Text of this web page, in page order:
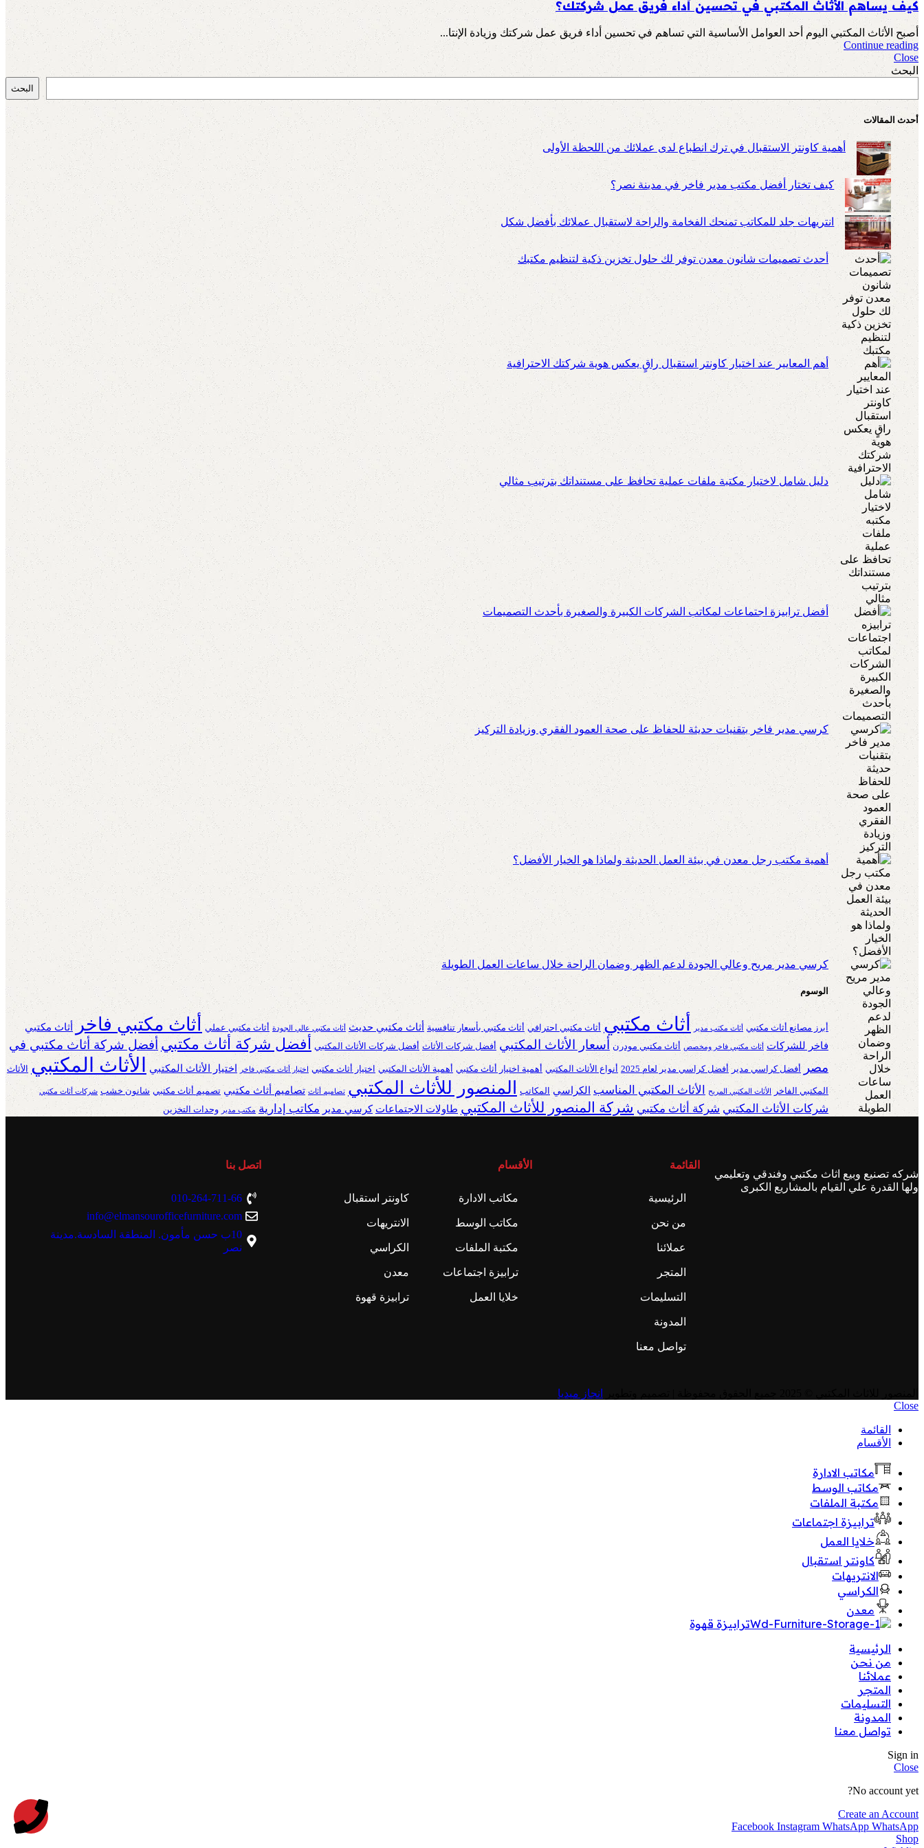
كيف يساهم الأثاث المكتبي في تحسين أداء فريق عمل شركتك؟
أصبح الأثاث المكتبي اليوم أحد العوامل الأساسية التي تساهم في تحسين أداء فريق عمل شركتك وزيادة الإنتا...
Continue reading
Close
البحث
البحث
أحدث المقالات
أهمية كاونتر الاستقبال في ترك انطباع لدى عملائك من اللحظة الأولى
كيف تختار أفضل مكتب مدير فاخر في مدينة نصر؟
انتريهات جلد للمكاتب تمنحك الفخامة والراحة لاستقبال عملائك بأفضل شكل
أحدث تصميمات شانون معدن توفر لك حلول تخزين ذكية لتنظيم مكتبك
أهم المعايير عند اختيار كاونتر استقبال راقٍ يعكس هوية شركتك الاحترافية
دليل شامل لاختيار مكتبة ملفات عملية تحافظ على مستنداتك بترتيب مثالي
أفضل ترابيزة اجتماعات لمكاتب الشركات الكبيرة والصغيرة بأحدث التصميمات
كرسي مدير فاخر بتقنيات حديثة للحفاظ على صحة العمود الفقري وزيادة التركيز
أهمية مكتب رجل معدن في بيئة العمل الحديثة ولماذا هو الخيار الأفضل؟
كرسي مدير مريح وعالي الجودة لدعم الظهر وضمان الراحة خلال ساعات العمل الطويلة
الوسوم
أبرز مصانع أثاث مكتبي أثاث مكتب مدير أثاث مكتبي أثاث مكتبي احترافي أثاث مكتبي بأسعار تنافسية أثاث مكتبي حديث أثاث مكتبي عالي الجودة أثاث مكتبي عملي أثاث مكتبي فاخر أثاث مكتبي
فاخر للشركات
أثاث مكتبي فاخر ومخصص أثاث مكتبي مودرن أسعار الأثاث المكتبي أفضل شركات الأثاث أفضل شركات الأثاث المكتبي أفضل شركة أثاث مكتبي أفضل شركة أثاث مكتبي في
مصر
أفضل كراسي مدير أفضل كراسي مدير لعام 2025 أنواع الأثاث المكتبي أهمية اختيار أثاث مكتبي أهمية الأثاث المكتبي اختيار أثاث مكتبي اختيار أثاث مكتبي فاخر اختيار الأثاث المكتبي الأثاث المكتبي الأثاث
المكتبي الفاخر الأثاث المكتبي المريح الأثاث المكتبي المناسب الكراسي المكاتب المنصور للأثاث المكتبي تصاميم أثاث تصاميم أثاث مكتبي تصميم أثاث مكتبي شانون خشب شركات أثاث مكتبي
شركات الأثاث المكتبي شركة أثاث مكتبي شركة المنصور للأثاث المكتبي طاولات الاجتماعات كرسي مدير مكاتب إدارية مكتب مدير وحدات التخزين
شركه تصنيع وبيع اثاث مكتبي وفندقي وتعليمي
ولها القدرة علي القيام بالمشاريع الكبرى
القائمة
الرئيسية
من نحن
عملائنا
المتجر
التسليمات
المدونة
تواصل معنا
الأقسام
مكاتب الادارة
مكاتب الوسط
مكتبة الملفات
ترابيزة اجتماعات
خلايا العمل
كاونتر استقبال
الانتريهات
الكراسي
معدن
ترابيزة قهوة
اتصل بنا
010-264-711-66
info@elmansourofficefurniture.com
10ب حسن مأمون. المنطقة السادسة.مدينة
نصر
انجاز ميديا
Close
القائمة
الأقسام
مكاتب الادارة
مكاتب الوسط
مكتبة الملفات
ترابيزة اجتماعات
خلايا العمل
كاونتر استقبال
الانتريهات
الكراسي
معدن
ترابيزة قهوة
الرئيسية
من نحن
عملائنا
المتجر
التسليمات
المدونة
تواصل معنا
Sign in
Close
No account yet?
Create an Account
Facebook Instagram WhatsApp WhatsApp
Shop